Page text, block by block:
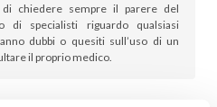
di chiedere sempre il parere del
di specialisti riguardo qualsiasi
dubbi o quesiti sull’uso di un
il proprio medico.